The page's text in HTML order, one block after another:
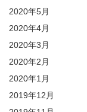
2020年5月
2020年4月
2020年3月
2020年2月
2020年1月
2019年12月